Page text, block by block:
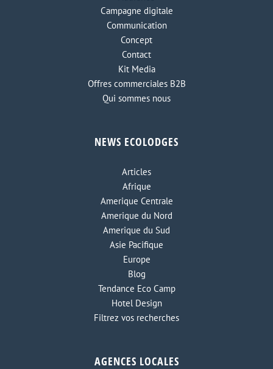
Campagne digitale
Communication
Concept
Contact
Kit Media
Offres commerciales B2B
Qui sommes nous
NEWS ECOLODGES
Articles
Afrique
Amerique Centrale
Amerique du Nord
Amerique du Sud
Asie Pacifique
Europe
Blog
Tendance Eco Camp
Hotel Design
Filtrez vos recherches
AGENCES LOCALES